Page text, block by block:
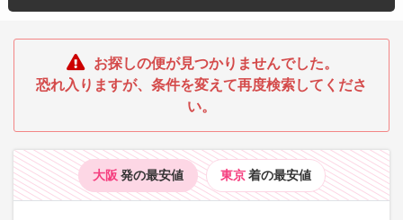
お探しの便が見つかりませんでした。
恐れ入りますが、条件を変えて再度検索してくださ
い。
大阪 発の最安値 東京 着の最安値